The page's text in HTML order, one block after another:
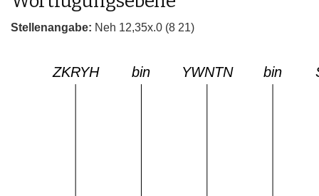
Stellenangabe: Neh 12,35x.0 (8 21)